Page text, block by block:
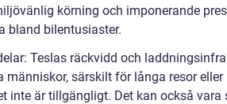
körning och imponerande
bland bilentusiaster.
Teslas räckvidd och
människor, särskilt för långa resor
inte är tillgängligt. Det kan också